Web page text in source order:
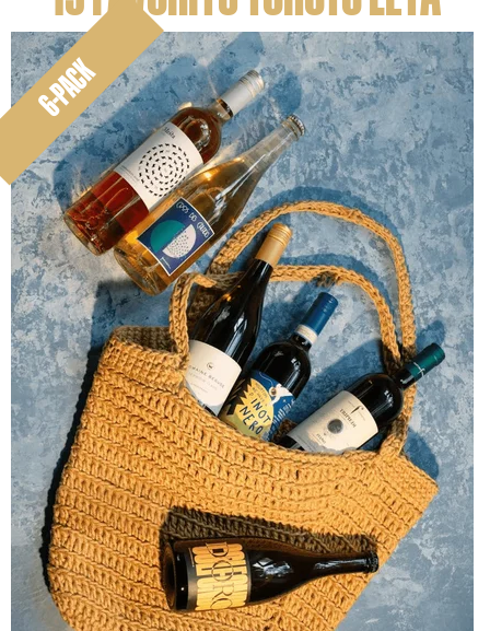
M
E
V
Y
B
R
A
L
I
6-PACK